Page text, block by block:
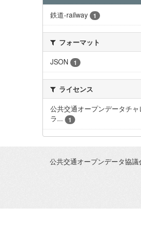
鉄道-railway 1
フォーマット
JSON
1
ライセンス
公共交通オープンデータチ
ラ...
1
公共交通オープンデータ協議